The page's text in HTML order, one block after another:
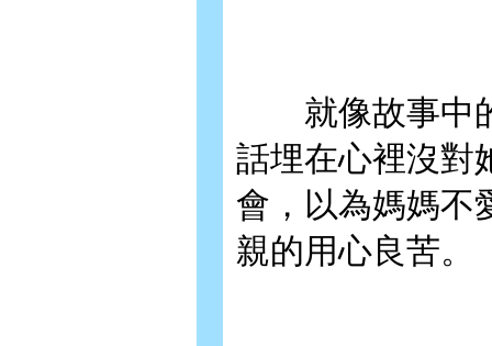
就像故事中的
話埋在心裡沒對
會，以為媽媽不
親的用心良苦。